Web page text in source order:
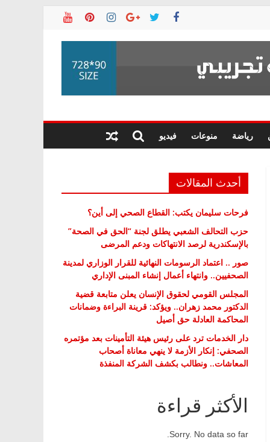
رياضة منوعات فيديو
أحدث المقالات
فرحات سليمان يكتب: القطاع الصحي إلى أين؟
حزب التحالف الشعبي يطلق لجنة “الحق في الصحة”
بالإسكندرية لرصد الانتهاكات ودعم المرضى
صور .. اعتماد الرسومات النهائية للقرار الوزاري لمدينة
الصحفيين.. وانتهاء أعمال إنشاء المبنى الإداري
المجلس القومي لحقوق الإنسان يعلن متابعة قضية
الدكتور محمد زهران.. ويؤكد: قرينة البراءة وضمانات
المحاكمة العادلة حق أصيل
دار الخدمات ترد على رئيس هيئة التأمينات بعد مؤتمره
الصحفي: إنكار الأزمة لا ينهي معاناة أصحاب
المعاشات.. ونطالب بكشف الشركة المنفذة
الأكثر قراءة
Sorry. No data so far.